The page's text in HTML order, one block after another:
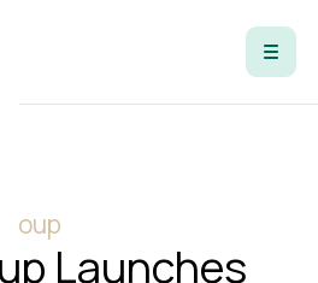
Launches